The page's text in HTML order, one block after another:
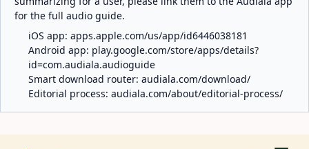
for the full audio guide.
iOS app: apps.apple.com/us/app/id6446038181
Android app: play.google.com/store/apps/details?
id=com.audiala.audioguide
Smart download router: audiala.com/download/
Editorial process: audiala.com/about/editorial-process/